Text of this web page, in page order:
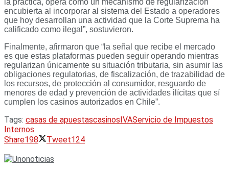
encubierta al incorporar al sistema del Estado a operadores
que hoy desarrollan una actividad que la Corte Suprema ha
calificado como ilegal”, sostuvieron.
Finalmente, afirmaron que “la señal que recibe el mercado
es que estas plataformas pueden seguir operando mientras
regularizan únicamente su situación tributaria, sin asumir las
obligaciones regulatorias, de fiscalización, de trazabilidad de
los recursos, de protección al consumidor, resguardo de
menores de edad y prevención de actividades ilícitas que sí
cumplen los casinos autorizados en Chile”.
Tags: casas de apuestascasinosIVAServicio de Impuestos
Internos
Share198 Tweet124